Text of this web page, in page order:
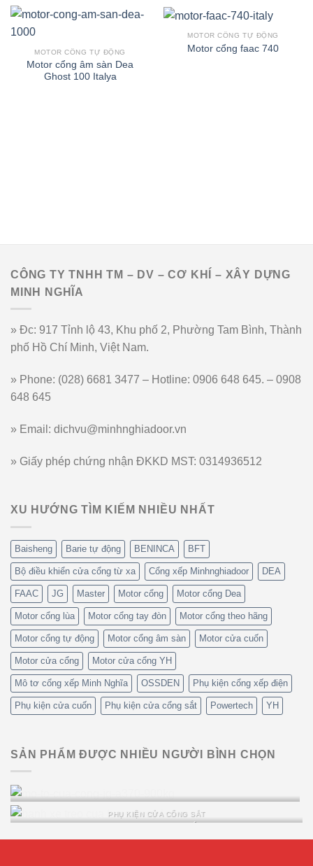
MOTOR CỔNG TỰ ĐỘNG
Motor cổng âm sàn Dea
Ghost 100 Italya
MOTOR CỔNG TỰ ĐỘNG
Motor cổng faac 740
CÔNG TY TNHH TM – DV – CƠ KHÍ – XÂY DỰNG
MINH NGHĨA
» Đc: 917 Tỉnh lộ 43, Khu phố 2, Phường Tam Bình, Thành
phố Hồ Chí Minh, Việt Nam.
» Phone: (028) 6681 3477 – Hotline: 0906 648 645. – 0908
648 645
» Email: dichvu@minhnghiadoor.vn
» Giấy phép chứng nhận ĐKKD MST: 0314936512
XU HƯỚNG TÌM KIẾM NHIỀU NHẤT
Baisheng Barie tự động BENINCA BFT
Bộ điều khiển cửa cổng từ xa Cổng xếp Minhnghiadoor DEA
FAAC JG Master Motor cổng Motor cổng Dea
Motor cổng lùa Motor cổng tay đòn Motor cổng theo hãng
Motor cổng tự động Motor cổng âm sàn Motor cửa cuốn
Motor cửa cổng Motor cửa cổng YH
Mô tơ cổng xếp Minh Nghĩa OSSDEN Phụ kiện cổng xếp điện
Phụ kiện cửa cuốn Phụ kiện cửa cổng sắt Powertech YH
SẢN PHẨM ĐƯỢC NHIỀU NGƯỜI BÌNH CHỌN
Motor cổng lùa JG P370 900kg
PHỤ KIỆN CỬA CỔNG SẮT